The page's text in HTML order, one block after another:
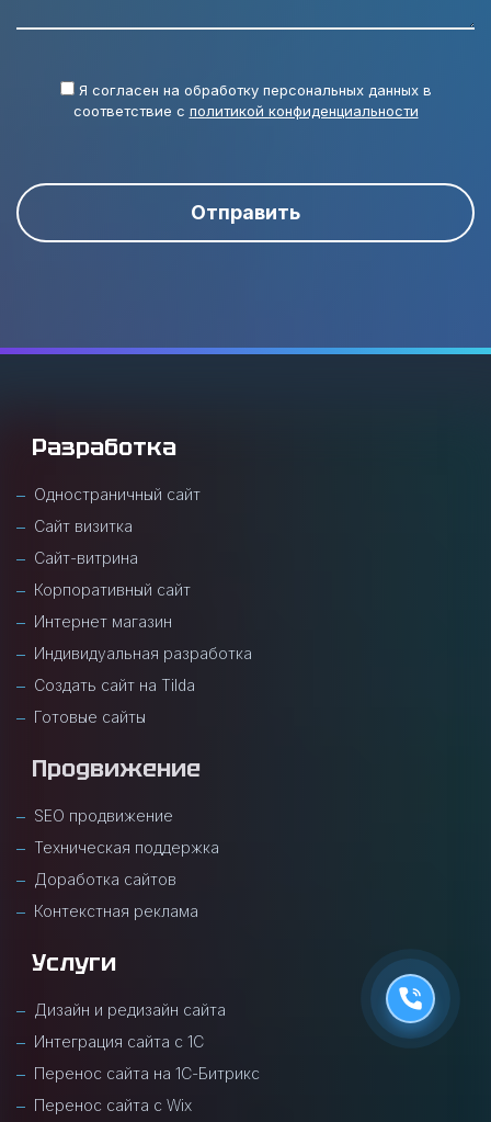
Я согласен на обработку персональных данных в
соответствие с политикой конфиденциальности
Отправить
Разработка
Одностраничный сайт
Сайт визитка
Сайт-витрина
Корпоративный сайт
Интернет магазин
Индивидуальная разработка
Создать сайт на Tilda
Готовые сайты
Продвижение
SEO продвижение
Техническая поддержка
Доработка сайтов
Контекстная реклама
Услуги
Дизайн и редизайн сайта
Интеграция сайта с 1С
Перенос сайта на 1С-Битрикс
Перенос сайта с Wix